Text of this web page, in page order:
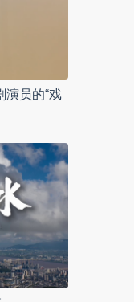
演员的“戏